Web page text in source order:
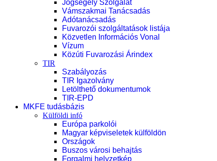
Jogsegély Szolgálat
Vámszakmai Tanácsadás
Adótanácsadás
Fuvarozói szolgáltatások listája
Közvetlen Információs Vonal
Vízum
Közúti Fuvarozási Árindex
TIR
Szabályozás
TIR Igazolvány
Letölthető dokumentumok
TIR-EPD
MKFE tudásbázis
Külföldi infó
Európa parkolói
Magyar képviseletek külföldön
Országok
Buszos városi behajtás
Forgalmi helyzetkép